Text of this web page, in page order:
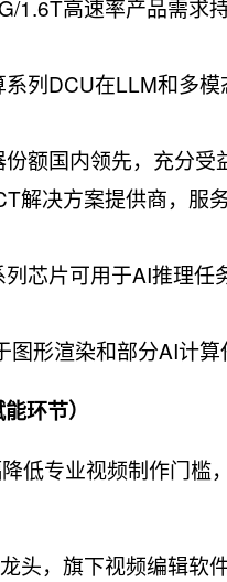
1.6T高速率产品需求
列DCU在LLM和多
额国内领先，充分受
解决方案提供商，服
芯片可用于AI推理
形渲染和部分AI计算
环节）​
低专业视频制作门槛
头，旗下视频编辑软